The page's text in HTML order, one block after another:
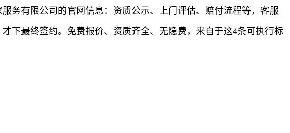
务有限公司的官网信息：资质公示、上门评估、赔付流程等，客服
下最终签约。免费报价、资质齐全、无隐费，来自于这4条可执行标